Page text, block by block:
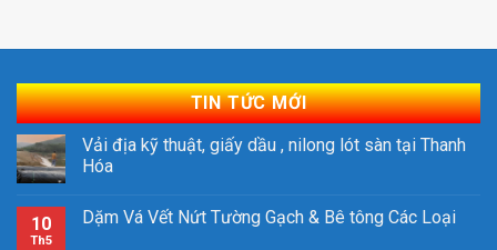
TIN TỨC MỚI
Vải địa kỹ thuật, giấy dầu , nilong lót sàn tại Thanh
Hóa
10
Th5
Dặm Vá Vết Nứt Tường Gạch & Bê tông Các Loại